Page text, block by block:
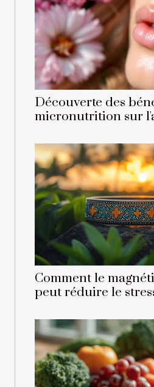
Découverte des
micronutrition sur
Comment le
peut réduire le